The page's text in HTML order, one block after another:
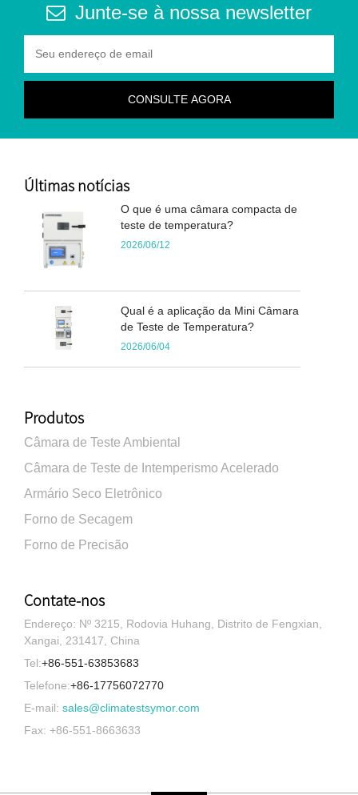
Junte-se à nossa newsletter
Últimas notícias
O que é uma câmara compacta de
teste de temperatura?
2026/06/12
Qual é a aplicação da Mini Câmara
de Teste de Temperatura?
2026/06/04
Produtos
Câmara de Teste Ambiental
Câmara de Teste de Intemperismo Acelerado
Armário Seco Eletrônico
Forno de Secagem
Forno de Precisão
Contate-nos
Endereço: Nº 3215, Rodovia Huhang, Distrito de Fengxian,
Xangai, 231417, China
Tel:+86-551-63853683
Telefone:+86-17756072770
E-mail: sales@climatestsymor.com
Fax: +86-551-8663633